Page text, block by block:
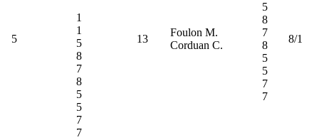
5
1
1
5
8
7
8
5
5
7
7
13
Foulon M.
Corduan C.
5
8
7
8
5
5
7
7
8/1